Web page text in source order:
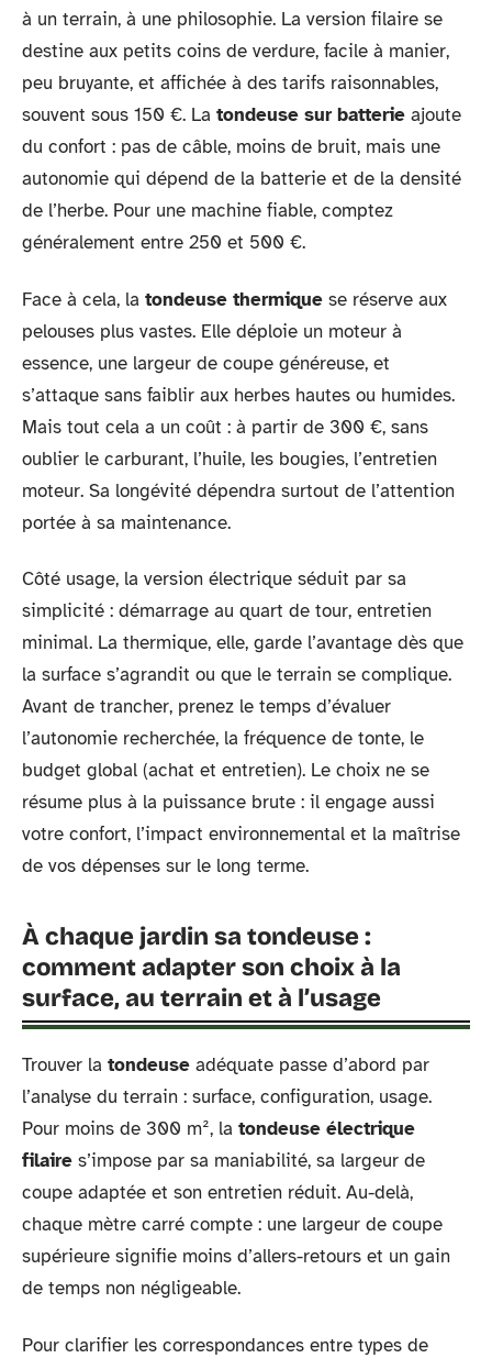
à un terrain, à une philosophie. La version filaire se
destine aux petits coins de verdure, facile à manier,
peu bruyante, et affichée à des tarifs raisonnables,
souvent sous 150 €. La tondeuse sur batterie ajoute
du confort : pas de câble, moins de bruit, mais une
autonomie qui dépend de la batterie et de la densité
de l’herbe. Pour une machine fiable, comptez
généralement entre 250 et 500 €.
Face à cela, la tondeuse thermique se réserve aux
pelouses plus vastes. Elle déploie un moteur à
essence, une largeur de coupe généreuse, et
s’attaque sans faiblir aux herbes hautes ou humides.
Mais tout cela a un coût : à partir de 300 €, sans
oublier le carburant, l’huile, les bougies, l’entretien
moteur. Sa longévité dépendra surtout de l’attention
portée à sa maintenance.
Côté usage, la version électrique séduit par sa
simplicité : démarrage au quart de tour, entretien
minimal. La thermique, elle, garde l’avantage dès que
la surface s’agrandit ou que le terrain se complique.
Avant de trancher, prenez le temps d’évaluer
l’autonomie recherchée, la fréquence de tonte, le
budget global (achat et entretien). Le choix ne se
résume plus à la puissance brute : il engage aussi
votre confort, l’impact environnemental et la maîtrise
de vos dépenses sur le long terme.
À chaque jardin sa tondeuse :
comment adapter son choix à la
surface, au terrain et à l’usage
Trouver la tondeuse adéquate passe d’abord par
l’analyse du terrain : surface, configuration, usage.
Pour moins de 300 m², la tondeuse électrique
filaire s’impose par sa maniabilité, sa largeur de
coupe adaptée et son entretien réduit. Au-delà,
chaque mètre carré compte : une largeur de coupe
supérieure signifie moins d’allers-retours et un gain
de temps non négligeable.
Pour clarifier les correspondances entre types de